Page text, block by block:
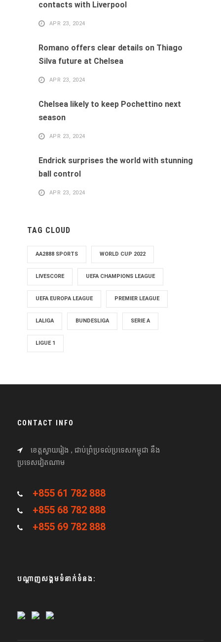
contacts with Liverpool
APR 23, 2024
Romano offers clear details on Thiago
Silva future at Chelsea
APR 23, 2024
Chelsea likely to keep Pochettino next
season
APR 23, 2024
Endrick surprises the world with stunning
ball control
APR 23, 2024
TAG CLOUD
AA2888 SPORTS WORLD CUP 2022
LIVESCORE UEFA CHAMPIONS LEAGUE
UEFA EUROPA LEAGUE PREMIER LEAGUE
LALIGA BUNDESLIGA SERIE A
LIGUE 1
CONTACT INFO
ខេត្តស្វាយរៀង , ជាប់ព្រំប្រទល់ប្រទេសកម្ពុជា នឹង
ប្រទេសវៀតណាម
+855 61 782 888
+855 68 782 888
+855 69 782 888
បណ្តាញសង្គមទំនាក់ទំនង: